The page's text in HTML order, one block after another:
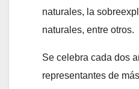
naturales, la
naturales, entre otros.
Se celebra cada dos
representantes de